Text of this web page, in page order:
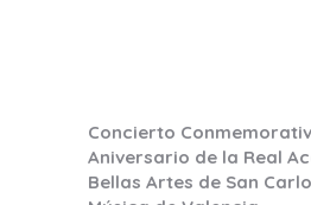
Concierto
Aniversario de la Real
Bellas Artes de San